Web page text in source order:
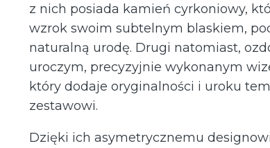
z nich posiada kamień cyrkoniowy,
wzrok swoim subtelnym blaskiem,
naturalną urodę. Drugi natomiast,
uroczym, precyzyjnie wykonanym
który dodaje oryginalności i uroku
zestawowi.
Dzięki ich asymetrycznemu